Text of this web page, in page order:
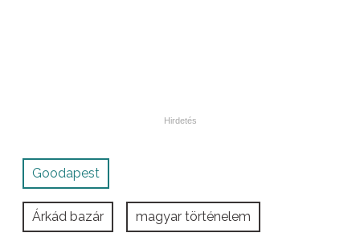
Goodapest
Árkád bazár magyar történelem